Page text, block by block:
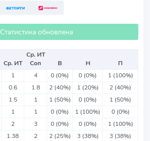
Статистика обновлена
Ср. ИТ
Ср. ИТ
Соп
В Н
П
1 4 0 (0%) 0 (0%)
1 (100%)
0.6 1.8 2 (40%) 1 (20%)
2 (40%)
1.5 1 1 (50%) 0 (0%)
1 (50%)
1 1 0 (0%) 1 (100%)
0 (0%)
2 3 0 (0%) 0 (0%)
1 (100%)
1.38 2 2 (25%) 3 (38%)
3 (38%)